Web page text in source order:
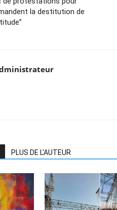
la destitution de
PLUS DE L'AUTEUR